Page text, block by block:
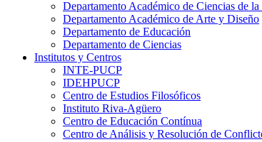
Departamento Académico de Ciencias de la
Departamento Académico de Arte y Diseño
Departamento de Educación
Departamento de Ciencias
Institutos y Centros
INTE-PUCP
IDEHPUCP
Centro de Estudios Filosóficos
Instituto Riva-Agüero
Centro de Educación Contínua
Centro de Análisis y Resolución de